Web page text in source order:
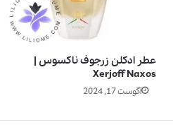
عطر ادکلن زرجوف ناکسوس |
Xerjoff Naxos
آگوست 17, 2024